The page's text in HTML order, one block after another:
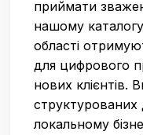
приймати
нашому
області
для цифрового
нових клієнтів.
локальному